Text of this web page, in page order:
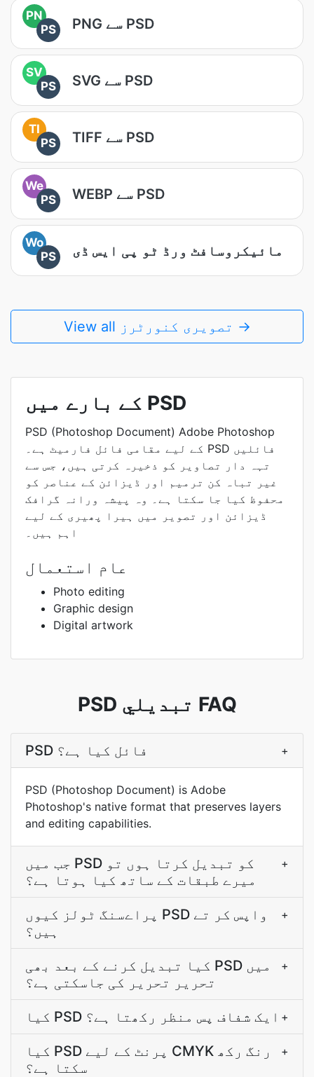
PN
PS
PNG سے PSD
SV
PS
SVG سے PSD
TI
PS
TIFF سے PSD
We
PS
WEBP سے PSD
Wo
PS
مائیکروسافٹ ورڈ ٹو پی ایس ڈی
View all تصویری کنورٹرز →
کے بارے میں PSD
PSD (Photoshop Document) Adobe Photoshop
کے لیے مقامی فائل فارمیٹ ہے۔ PSD فائلیں
تہہ دار تصاویر کو ذخیرہ کرتی ہیں، جس سے
غیر تباہ کن ترمیم اور ڈیزائن کے عناصر کو
محفوظ کیا جا سکتا ہے۔ وہ پیشہ ورانہ گرافک
ڈیزائن اور تصویر میں ہیرا پھیری کے لیے
اہم ہیں۔
عام استعمال
Photo editing
Graphic design
Digital artwork
PSD تبدیلي FAQ
PSD فائل کیا ہے؟ +
PSD (Photoshop Document) is Adobe
Photoshop's native format that preserves layers
and editing capabilities.
جب میں PSD کو تبدیل کرتا ہوں تو
میرے طبقات کے ساتھ کیا ہوتا ہے؟
+
پراےسنگ ٹولز کیوں PSD واپس کر تے
ہیں؟
+
کیا تبدیل کرنے کے بعد بھی PSD میں
تحریر تحریر کی جاسکتی ہے؟
+
کیا PSD ایک شفاف پس منظر رکھتا ہے؟ +
کیا PSD پرنٹ کے لیے CMYK رنگ رکھ
سکتا ہے؟
+